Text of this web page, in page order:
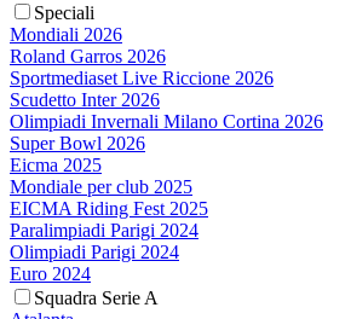
Speciali
Mondiali 2026
Roland Garros 2026
Sportmediaset Live Riccione 2026
Scudetto Inter 2026
Olimpiadi Invernali Milano Cortina 2026
Super Bowl 2026
Eicma 2025
Mondiale per club 2025
EICMA Riding Fest 2025
Paralimpiadi Parigi 2024
Olimpiadi Parigi 2024
Euro 2024
Squadra Serie A